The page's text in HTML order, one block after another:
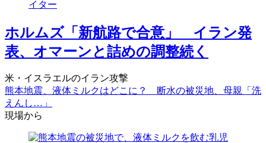
ホルムズ「新航路で合意」 イラン発
表、オマーンと詰めの調整続く
米・イスラエルのイラン攻撃
熊本地震、液体ミルクはどこに？ 断水の被災地、母親「洗
えんし…」
現場から